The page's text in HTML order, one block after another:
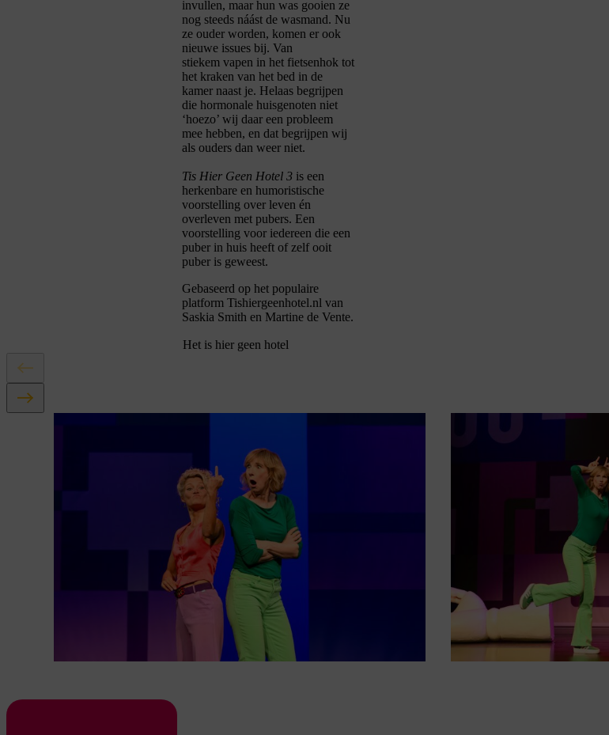
invullen, maar hun was gooien ze
nog steeds náást de wasmand. Nu
ze ouder worden, komen er ook
nieuwe issues bij. Van
stiekem vapen in het fietsenhok tot
het kraken van het bed in de
kamer naast je. Helaas begrijpen
die hormonale huisgenoten niet
‘hoezo’ wij daar een probleem
mee hebben, en dat begrijpen wij
als ouders dan weer niet.
Tis Hier Geen Hotel 3 is een
herkenbare en humoristische
voorstelling over leven én
overleven met pubers. Een
voorstelling voor iedereen die een
puber in huis heeft of zelf ooit
puber is geweest.
Gebaseerd op het populaire
platform Tishiergeenhotel.nl van
Saskia Smith en Martine de Vente.
Het is hier geen hotel